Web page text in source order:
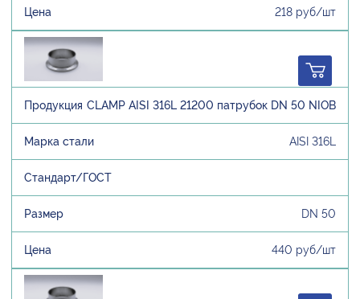
218 руб/шт
CLAMP AISI 316L 21200 патрубок DN 50 NIOB
AISI 316L
DN 50
440 руб/шт